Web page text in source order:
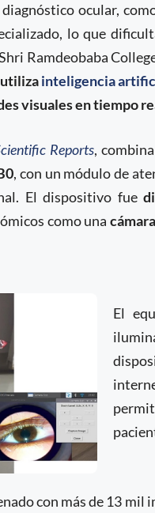
ocular,
lo que
Ramdeobaba
inteligencia
visuales en tiempo
Reports,
, con un módulo de
El dispositivo fue
como una
El
con más de 13 mil